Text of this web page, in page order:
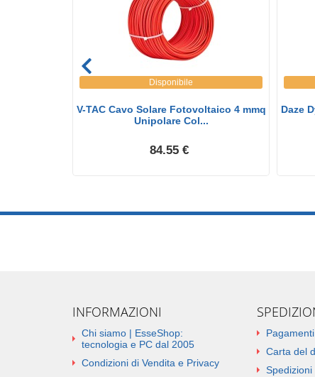
Disponibile
V-TAC Cavo Solare Fotovoltaico 4 mmq
Unipolare Col...
84.55 €
Daze
INFORMAZIONI
Chi siamo | EsseShop:
tecnologia e PC dal 2005
Condizioni di Vendita e Privacy
Pagamenti
Carta del
Spedizioni